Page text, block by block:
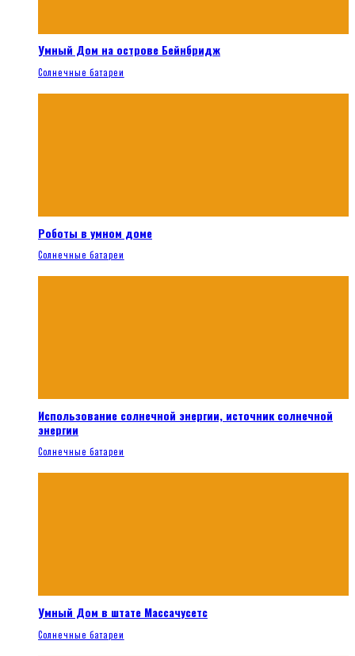
Умный Дом на острове Бейнбридж
Солнечные батареи
Роботы в умном доме
Солнечные батареи
Использование солнечной энергии, источник солнечной
энергии
Солнечные батареи
Умный Дом в штате Массачусетс
Солнечные батареи